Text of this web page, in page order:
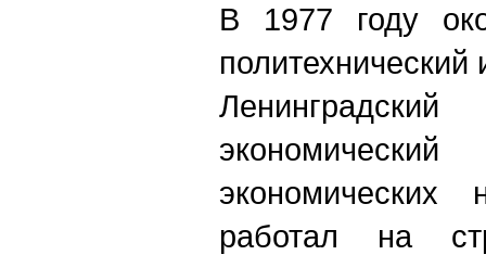
В 1977 году
политехнический
экономический
работал на